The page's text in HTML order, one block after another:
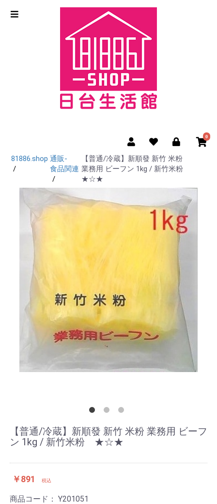
0
81886.shop 通販-
食品関連
【普通/冷蔵】新順發 新竹 米粉
業務用 ビーフン 1kg / 新竹米粉
★☆★
【普通/冷蔵】新順發 新竹 米粉 業務用 ビーフ
ン 1kg / 新竹米粉 ★☆★
￥891 税込
商品コード： Y201051